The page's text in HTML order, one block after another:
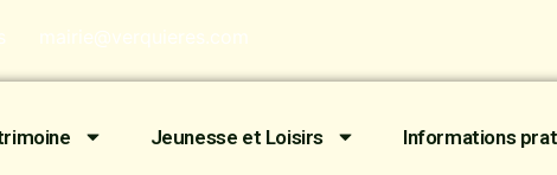
mairie@verquieres.com
Jeunesse et Loisirs Informations